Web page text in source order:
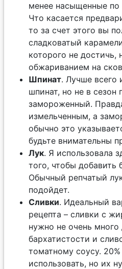
менее насыщенные по
Что касается
то за счет этого вы
сладковатый
которого не достичь,
обжариванием на
Шпинат. Лучше всего
шпинат, но не в сезон
замороженный.
измельченным, а
обычно это
будьте внимательны
Лук. Я использовала
того, чтобы добавить
Обычный репчатый
подойдет.
Сливки. Идеальный
рецепта – сливки с
нужно не очень много
бархатистости и
томатному соусу.
использовать, но их